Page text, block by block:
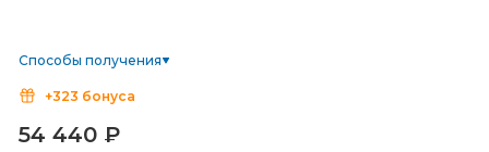
Способы получения
+323 бонуса
54 440 ₽